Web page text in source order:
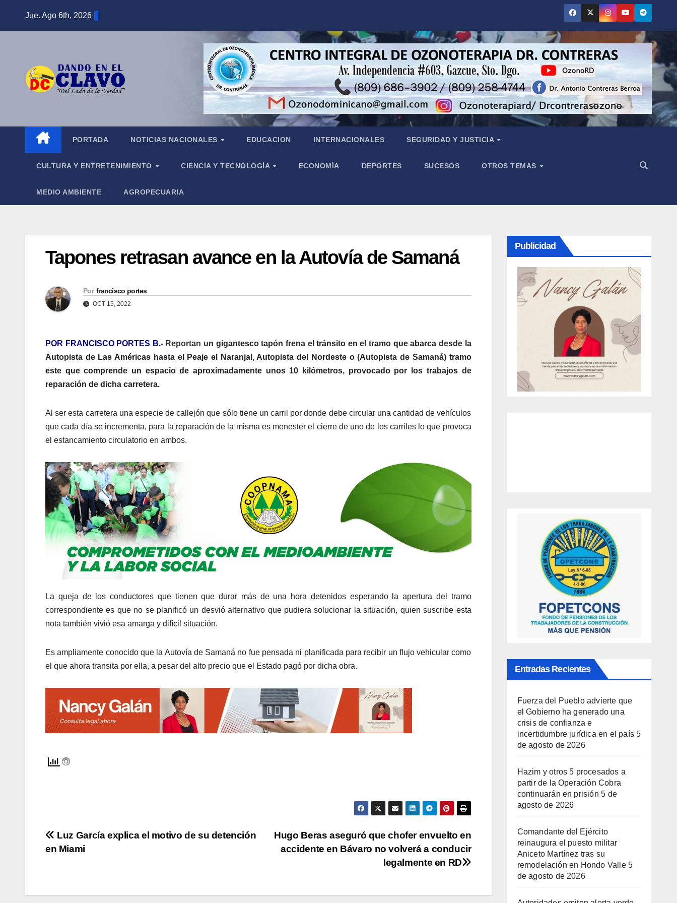
Jue. Ago 6th, 2026
PORTADA NOTICIAS NACIONALES EDUCACION INTERNACIONALES SEGURIDAD Y JUSTICIA
CULTURA Y ENTRETENIMIENTO CIENCIA Y TECNOLOGÍA ECONOMÍA DEPORTES SUCESOS OTROS TEMAS
MEDIO AMBIENTE AGROPECUARIA
Tapones retrasan avance en la Autovía de Samaná
Por francisco portes
OCT 15, 2022
POR FRANCISCO PORTES B.- Reportan un gigantesco tapón frena el tránsito en el tramo que abarca desde la
Autopista de Las Américas hasta el Peaje el Naranjal, Autopista del Nordeste o (Autopista de Samaná) tramo
este que comprende un espacio de aproximadamente unos 10 kilómetros, provocado por los trabajos de
reparación de dicha carretera.
Al ser esta carretera una especie de callejón que sólo tiene un carril por donde debe circular una cantidad de vehículos
que cada día se incrementa, para la reparación de la misma es menester el cierre de uno de los carriles lo que provoca
el estancamiento circulatorio en ambos.
La queja de los conductores que tienen que durar más de una hora detenidos esperando la apertura del tramo
correspondiente es que no se planificó un desvió alternativo que pudiera solucionar la situación, quien suscribe esta
nota también vivió esa amarga y difícil situación.
Es ampliamente conocido que la Autovía de Samaná no fue pensada ni planificada para recibir un flujo vehicular como
el que ahora transita por ella, a pesar del alto precio que el Estado pagó por dicha obra.
Navegación
Hugo Beras aseguró que chofer envuelto en
accidente en Bávaro no volverá a conducir
legalmente en RD
Luz García explica el motivo de su detención
en Miami
Publicidad
Entradas Recientes
Fuerza del Pueblo advierte que
el Gobierno ha generado una
crisis de confianza e
incertidumbre jurídica en el país 5
de agosto de 2026
Hazim y otros 5 procesados a
partir de la Operación Cobra
continuarán en prisión 5 de
agosto de 2026
Comandante del Ejército
reinaugura el puesto militar
Aniceto Martínez tras su
remodelación en Hondo Valle 5
de agosto de 2026